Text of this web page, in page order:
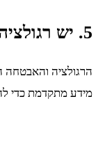
5. יש רגולציה ואבטחה
הרגולציה והאבטחה
מידע מתקדמת כדי